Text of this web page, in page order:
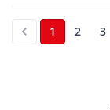
1 2 3